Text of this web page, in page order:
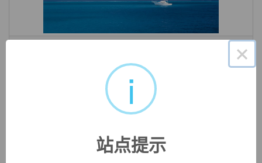
« 1/ 3 »×
i
站点提示